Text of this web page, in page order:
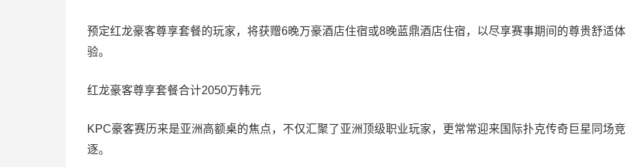
预定红龙豪客尊享套餐的玩家，将获赠6晚万豪酒店住宿或8晚蓝鼎酒店住宿，以尽享赛事期间的尊贵舒适体
验。
红龙豪客尊享套餐合计2050万韩元
KPC豪客赛历来是亚洲高额桌的焦点，不仅汇聚了亚洲顶级职业玩家，更常常迎来国际扑克传奇巨星同场竞
逐。